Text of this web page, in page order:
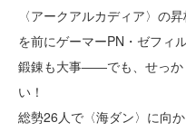
〈アークアルカディア〉の
を前にゲーマーPN・ゼフィ
鍛錬も大事――でも、せっか
い！
総勢26人で〈海ダン〉に向